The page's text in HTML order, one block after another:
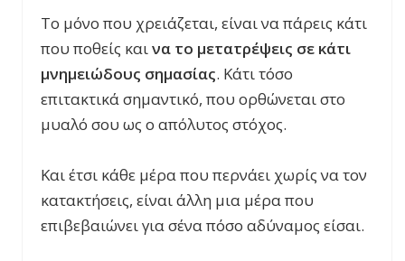
Το μόνο που χρειάζεται, είναι να πάρεις κάτι
που ποθείς καινα το μετατρέψεις σε κάτι
μνημειώδους σημασίας. Κάτι τόσο
επιτακτικά σημαντικό, που ορθώνεται στο
μυαλό σου ως ο απόλυτος στόχος.
Και έτσι κάθε μέρα που περνάει χωρίς να τον
κατακτήσεις, είναι άλλη μια μέρα που
επιβεβαιώνει για σένα πόσο αδύναμος είσαι.